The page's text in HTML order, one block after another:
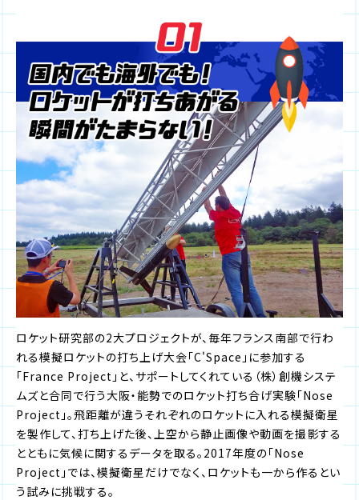
ロケット研究部の2大プロジェクトが、毎年フランス南部で行わ
れる模擬ロケットの打ち上げ大会「C'Space」に参加する
「France Project」と、サポートしてくれている（株）創機システ
ムズと合同で行う大阪・能勢でのロケット打ち合げ実験「Nose
Project」。飛距離が違うそれぞれのロケットに入れる模擬衛星
を製作して、打ち上げた後、上空から静止画像や動画を撮影する
とともに気候に関するデータを取る。2017年度の「Nose
Project」では、模擬衛星だけでなく、ロケットも一から作るとい
う試みに挑戦する。